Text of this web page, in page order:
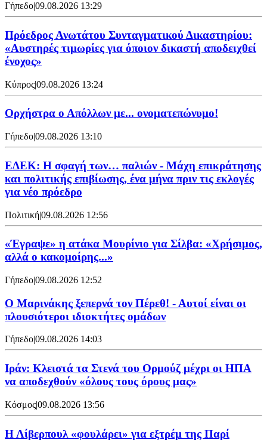
Γήπεδο|09.08.2026 13:29
Πρόεδρος Ανωτάτου Συνταγματικού Δικαστηρίου:
«Αυστηρές τιμωρίες για όποιον δικαστή αποδειχθεί
ένοχος»
Κύπρος|09.08.2026 13:24
Ορχήστρα o Aπόλλων με... ονοματεπώνυμο!
Γήπεδο|09.08.2026 13:10
ΕΔΕΚ: Η σφαγή των… παλιών - Μάχη επικράτησης
και πολιτικής επιβίωσης, ένα μήνα πριν τις εκλογές
για νέο πρόεδρο
Πολιτική|09.08.2026 12:56
«Έγραψε» η ατάκα Μουρίνιο για Σίλβα: «Χρήσιμος,
αλλά ο κακομοίρης...»
Γήπεδο|09.08.2026 12:52
Ο Μαρινάκης ξεπερνά τον Πέρεθ! - Αυτοί είναι οι
πλουσιότεροι ιδιοκτήτες ομάδων
Γήπεδο|09.08.2026 14:03
Ιράν: Κλειστά τα Στενά του Ορμούζ μέχρι οι ΗΠΑ
να αποδεχθούν «όλους τους όρους μας»
Κόσμος|09.08.2026 13:56
Η Λίβερπουλ «φουλάρει» για εξτρέμ της Παρί